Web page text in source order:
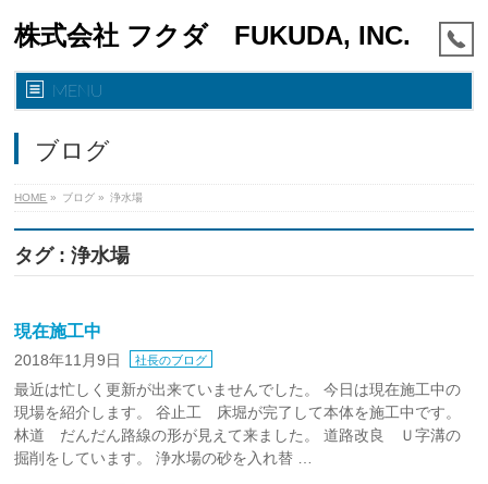
株式会社 フクダ FUKUDA, INC.
MENU
ブログ
HOME » ブログ » 浄水場
タグ : 浄水場
現在施工中
2018年11月9日 社長のブログ
最近は忙しく更新が出来ていませんでした。 今日は現在施工中の
現場を紹介します。 谷止工 床堀が完了して本体を施工中です。
林道 だんだん路線の形が見えて来ました。 道路改良 Ｕ字溝の
掘削をしています。 浄水場の砂を入れ替 …